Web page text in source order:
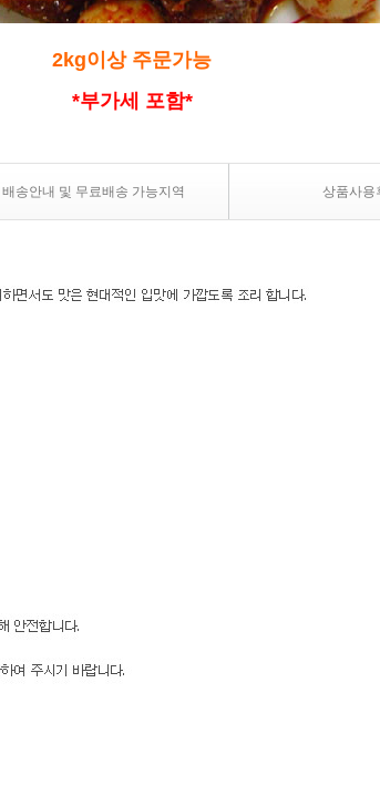
2kg이상 주문가능
*부가세 포함*
배송안내 및 무료배송 가능지역 상품사용